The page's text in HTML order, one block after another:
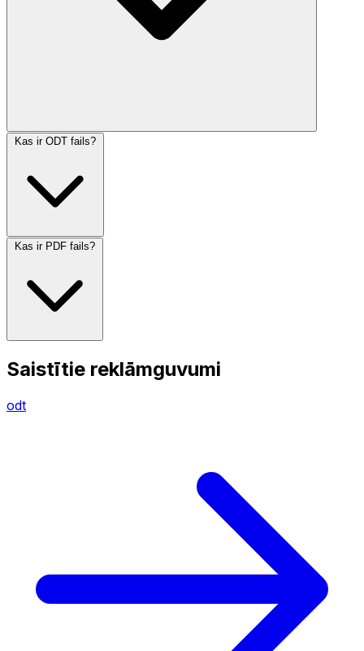
Kas ir ODT fails?
Kas ir PDF fails?
Saistītie reklāmguvumi
odt